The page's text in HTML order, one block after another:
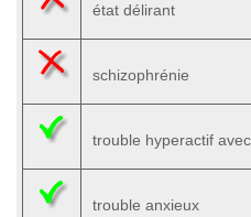
état délirant
schizophrénie
trouble hyperactif
trouble anxieux